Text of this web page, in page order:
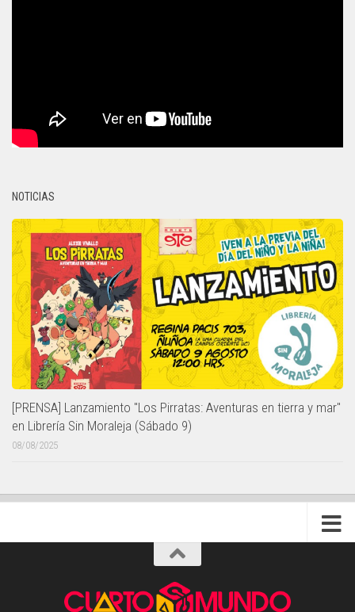
NOTICIAS
[PRENSA] Lanzamiento "Los Pirratas: Aventuras en tierra y mar"
en Librería Sin Moraleja (Sábado 9)
08/08/2025